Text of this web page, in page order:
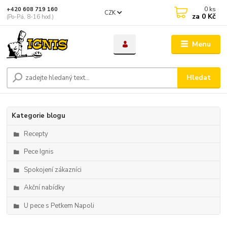
Menu
CZK
Hledat
+420 608 719 160
(Po-Pá, 8-16 hod.)
0 ks
za 0 Kč
Kategorie blogu
Recepty
Pece Ignis
Spokojení zákazníci
Akční nabídky
U pece s Peťkem Napoli